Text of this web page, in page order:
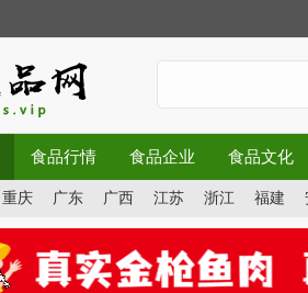
食品行情 食品企业 食品文化
重庆 广东 广西 江苏 浙江 福建